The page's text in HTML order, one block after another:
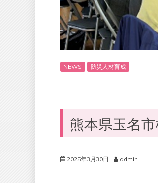
NEWS 防災人材育成
熊本県玉名
2025年3月30日 admin